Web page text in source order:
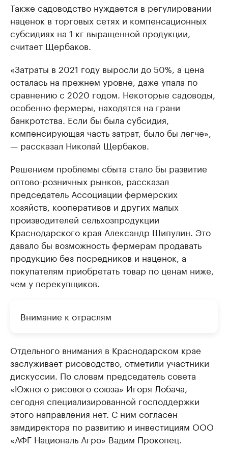
Также садоводство нуждается в регулировании
наценок в торговых сетях и компенсационных
субсидиях на 1 кг выращенной продукции,
считает Щербаков.
«Затраты в 2021 году выросли до 50%, а цена
осталась на прежнем уровне, даже упала по
сравнению с 2020 годом. Некоторые садоводы,
особенно фермеры, находятся на грани
банкротства. Если бы была субсидия,
компенсирующая часть затрат, было бы легче»,
— рассказал Николай Щербаков.
Решением проблемы сбыта стало бы развитие
оптово-розничных рынков, рассказал
председатель Ассоциации фермерских
хозяйств, кооперативов и других малых
производителей сельхозпродукции
Краснодарского края Александр Шипулин. Это
давало бы возможность фермерам продавать
продукцию без посредников и наценок, а
покупателям приобретать товар по ценам ниже,
чем у перекупщиков.
Внимание к отраслям
Отдельного внимания в Краснодарском крае
заслуживает рисоводство, отметили участники
дискуссии. По словам председатель совета
«Южного рисового союза» Игоря Лобача,
сегодня специализированной господдержки
этого направления нет. С ним согласен
замдиректора по развитию и инвестициям ООО
«АФГ Националь Агро» Вадим Прокопец.